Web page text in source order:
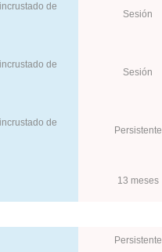
de
Sesión
de
Sesión
de
Persistente
13 meses
Persistente